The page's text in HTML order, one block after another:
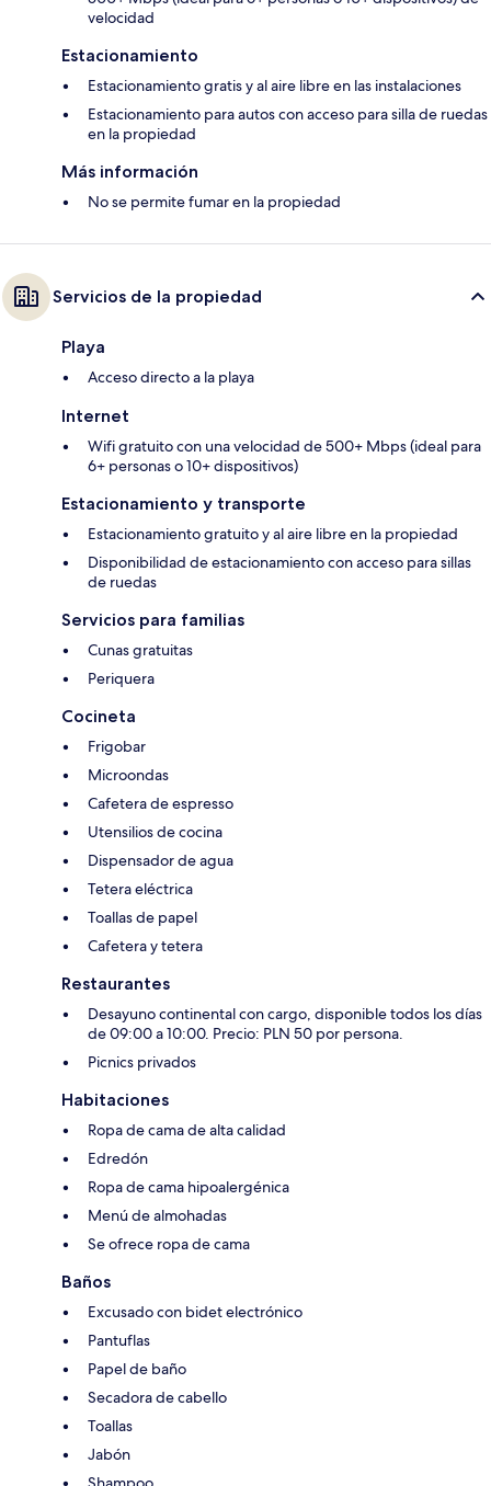
velocidad
Estacionamiento
Estacionamiento gratis y al aire libre en las instalaciones
Estacionamiento para autos con acceso para silla de ruedas
en la propiedad
Más información
No se permite fumar en la propiedad
Servicios de la propiedad
Playa
Acceso directo a la playa
Internet
Wifi gratuito con una velocidad de 500+ Mbps (ideal para
6+ personas o 10+ dispositivos)
Estacionamiento y transporte
Estacionamiento gratuito y al aire libre en la propiedad
Disponibilidad de estacionamiento con acceso para sillas
de ruedas
Servicios para familias
Cunas gratuitas
Periquera
Cocineta
Frigobar
Microondas
Cafetera de espresso
Utensilios de cocina
Dispensador de agua
Tetera eléctrica
Toallas de papel
Cafetera y tetera
Restaurantes
Desayuno continental con cargo, disponible todos los días
de 09:00 a 10:00. Precio: PLN 50 por persona.
Picnics privados
Habitaciones
Ropa de cama de alta calidad
Edredón
Ropa de cama hipoalergénica
Menú de almohadas
Se ofrece ropa de cama
Baños
Excusado con bidet electrónico
Pantuflas
Papel de baño
Secadora de cabello
Toallas
Jabón